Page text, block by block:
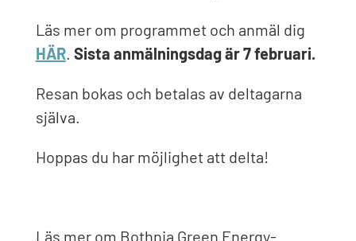
Läs mer om programmet och anmäl dig
HÄR. Sista anmälningsdag är 7 februari.
Resan bokas och betalas av deltagarna
själva.
Hoppas du har möjlighet att delta!
Läs mer om Bothnia Green Energy-